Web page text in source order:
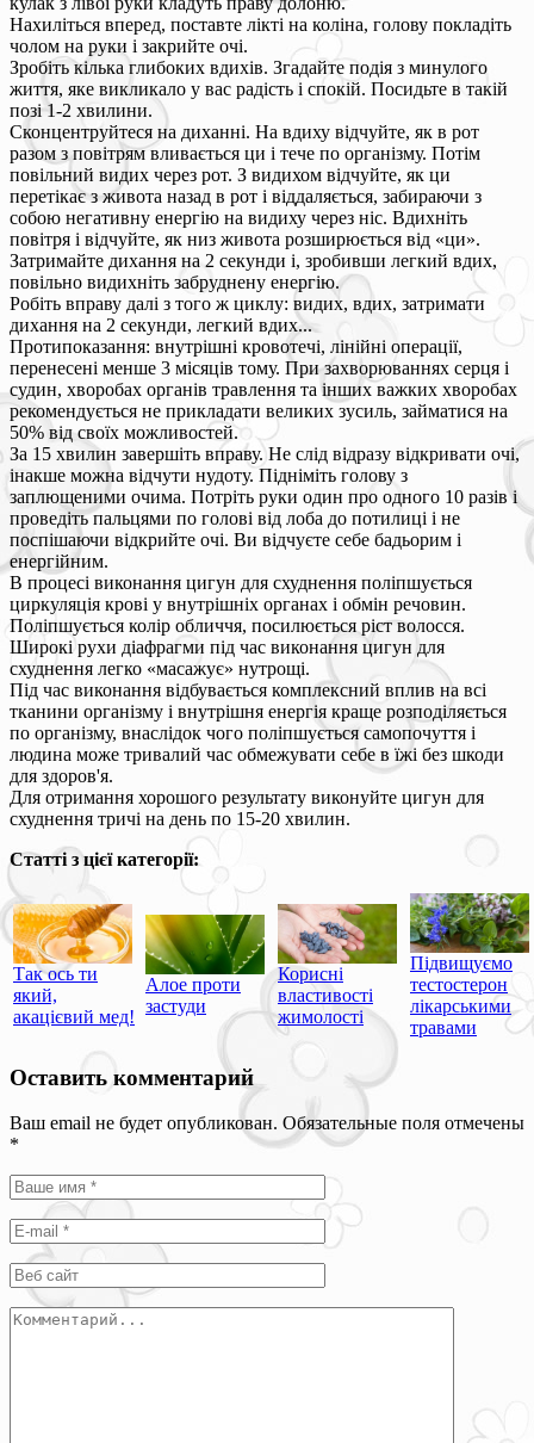
Нахиліться вперед, поставте лікті на коліна, голову покладіть
чолом на руки і закрийте очі.
Зробіть кілька глибоких вдихів. Згадайте подія з минулого
життя, яке викликало у вас радість і спокій. Посидьте в такій
позі 1-2 хвилини.
Сконцентруйтеся на диханні. На вдиху відчуйте, як в рот
разом з повітрям вливається ци і тече по організму. Потім
повільний видих через рот. З видихом відчуйте, як ци
перетікає з живота назад в рот і віддаляється, забираючи з
собою негативну енергію на видиху через ніс. Вдихніть
повітря і відчуйте, як низ живота розширюється від «ци».
Затримайте дихання на 2 секунди і, зробивши легкий вдих,
повільно видихніть забруднену енергію.
Робіть вправу далі з того ж циклу: видих, вдих, затримати
дихання на 2 секунди, легкий вдих...
Протипоказання: внутрішні кровотечі, лінійні операції,
перенесені менше 3 місяців тому. При захворюваннях серця і
судин, хворобах органів травлення та інших важких хворобах
рекомендується не прикладати великих зусиль, займатися на
50% від своїх можливостей.
За 15 хвилин завершіть вправу. Не слід відразу відкривати очі,
інакше можна відчути нудоту. Підніміть голову з
заплющеними очима. Потріть руки один про одного 10 разів і
проведіть пальцями по голові від лоба до потилиці і не
поспішаючи відкрийте очі. Ви відчуєте себе бадьорим і
енергійним.
В процесі виконання цигун для схуднення поліпшується
циркуляція крові у внутрішніх органах і обмін речовин.
Поліпшується колір обличчя, посилюється ріст волосся.
Широкі рухи діафрагми під час виконання цигун для
схуднення легко «масажує» нутрощі.
Під час виконання відбувається комплексний вплив на всі
тканини організму і внутрішня енергія краще розподіляється
по організму, внаслідок чого поліпшується самопочуття і
людина може тривалий час обмежувати себе в їжі без шкоди
для здоров'я.
Для отримання хорошого результату виконуйте цигун для
схуднення тричі на день по 15-20 хвилин.
Статті з цієї категорії:
Так ось ти
який,
акацієвий мед!
Алое проти
застуди
Корисні
властивості
жимолості
Підвищуємо
тестостерон
лікарськими
травами
Оставить комментарий
Ваш email не будет опубликован. Обязательные поля отмечены
*